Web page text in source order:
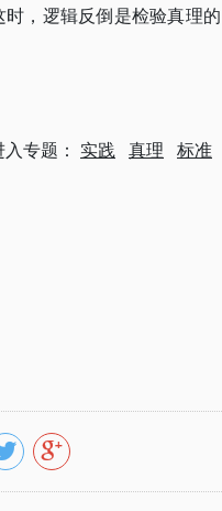
，逻辑反倒是检验真理的
专题： 实践 真理 标准